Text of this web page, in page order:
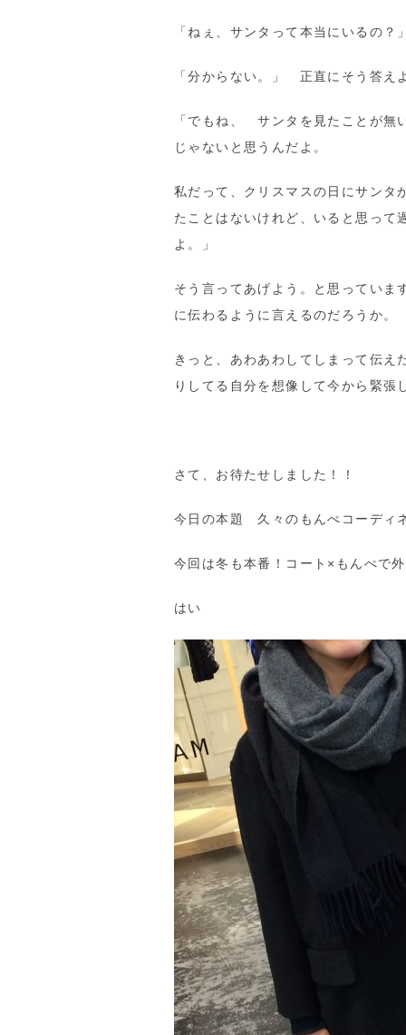
「ねぇ、サンタって本当にいるの
「分からない。」 正直にそう答え
「でもね、 サンタを見たことが無
じゃないと思うんだよ。
私だって、クリスマスの日にサンタ
たことはないけれど、いると思って
よ。」
そう言ってあげよう。と思っていま
に伝わるように言えるのだろうか。
きっと、あわあわしてしまって伝え
りしてる自分を想像して今から緊張
さて、お待たせしました！！
今日の本題 久々のもんぺコーディ
今回は冬も本番！コート×もんぺで
はい